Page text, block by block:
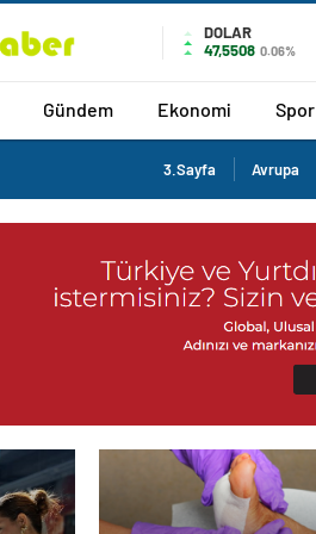
DOLAR
47,5508 0.06%
Gündem Ekonomi Spor
3.Sayfa Avrupa